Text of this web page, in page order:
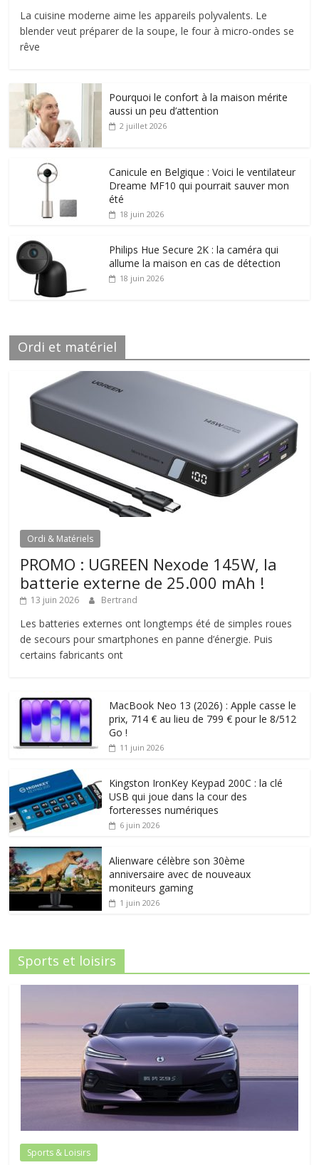
La cuisine moderne aime les appareils polyvalents. Le
blender veut préparer de la soupe, le four à micro-ondes se
rêve
Pourquoi le confort à la maison mérite
aussi un peu d’attention
2 juillet 2026
Canicule en Belgique : Voici le ventilateur
Dreame MF10 qui pourrait sauver mon
été
18 juin 2026
Philips Hue Secure 2K : la caméra qui
allume la maison en cas de détection
18 juin 2026
Ordi et matériel
Ordi & Matériels
PROMO : UGREEN Nexode 145W, la
batterie externe de 25.000 mAh !
13 juin 2026 Bertrand
Les batteries externes ont longtemps été de simples roues
de secours pour smartphones en panne d’énergie. Puis
certains fabricants ont
MacBook Neo 13 (2026) : Apple casse le
prix, 714 € au lieu de 799 € pour le 8/512
Go !
11 juin 2026
Kingston IronKey Keypad 200C : la clé
USB qui joue dans la cour des
forteresses numériques
6 juin 2026
Alienware célèbre son 30ème
anniversaire avec de nouveaux
moniteurs gaming
1 juin 2026
Sports et loisirs
Sports & Loisirs